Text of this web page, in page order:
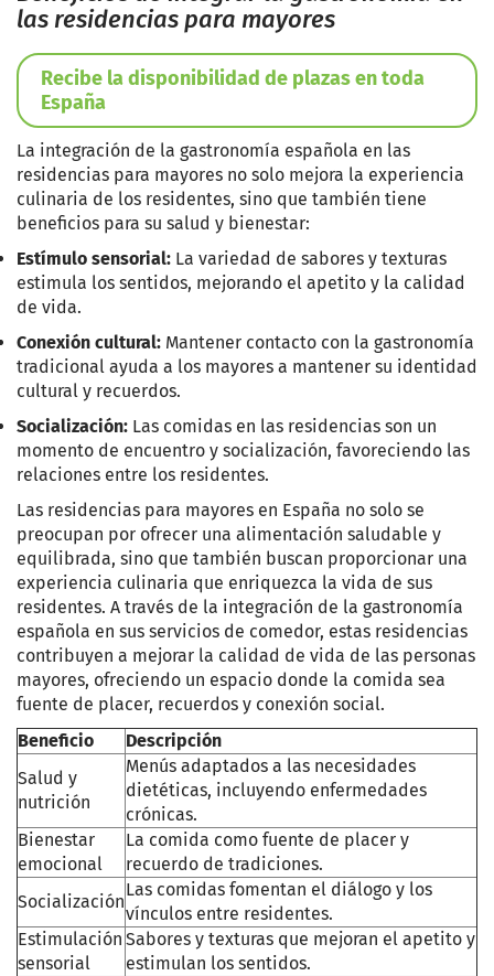
las residencias para mayores
Recibe la disponibilidad de plazas en toda
España
La integración de la gastronomía española en las
residencias para mayores no solo mejora la experiencia
culinaria de los residentes, sino que también tiene
beneficios para su salud y bienestar:
Estímulo sensorial: La variedad de sabores y texturas
estimula los sentidos, mejorando el apetito y la calidad
de vida.
Conexión cultural: Mantener contacto con la gastronomía
tradicional ayuda a los mayores a mantener su identidad
cultural y recuerdos.
Socialización: Las comidas en las residencias son un
momento de encuentro y socialización, favoreciendo las
relaciones entre los residentes.
Las residencias para mayores en España no solo se
preocupan por ofrecer una alimentación saludable y
equilibrada, sino que también buscan proporcionar una
experiencia culinaria que enriquezca la vida de sus
residentes. A través de la integración de la gastronomía
española en sus servicios de comedor, estas residencias
contribuyen a mejorar la calidad de vida de las personas
mayores, ofreciendo un espacio donde la comida sea
fuente de placer, recuerdos y conexión social.
Beneficio
Descripción
Salud y
nutrición
Menús adaptados a las necesidades
dietéticas, incluyendo enfermedades
crónicas.
Bienestar
emocional
La comida como fuente de placer y
recuerdo de tradiciones.
Socialización
Las comidas fomentan el diálogo y los
vínculos entre residentes.
Estimulación
sensorial
Sabores y texturas que mejoran el apetito y
estimulan los sentidos.